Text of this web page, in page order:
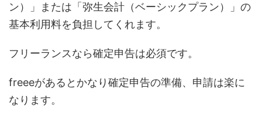
ン）」または「弥生会計（ベーシックプラン）」の
基本利用料を負担してくれます。
フリーランスなら確定申告は必須です。
freeeがあるとかなり確定申告の準備、申請は楽に
なります。